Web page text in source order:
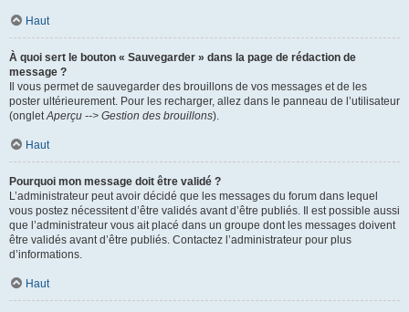
Haut
À quoi sert le bouton « Sauvegarder » dans la page de rédaction de
message ?
Il vous permet de sauvegarder des brouillons de vos messages et de les
poster ultérieurement. Pour les recharger, allez dans le panneau de l’utilisateur
(ongletAperçu --> Gestion des brouillons).
Haut
Pourquoi mon message doit être validé ?
L’administrateur peut avoir décidé que les messages du forum dans lequel
vous postez nécessitent d’être validés avant d’être publiés. Il est possible aussi
que l’administrateur vous ait placé dans un groupe dont les messages doivent
être validés avant d’être publiés. Contactez l’administrateur pour plus
d’informations.
Haut